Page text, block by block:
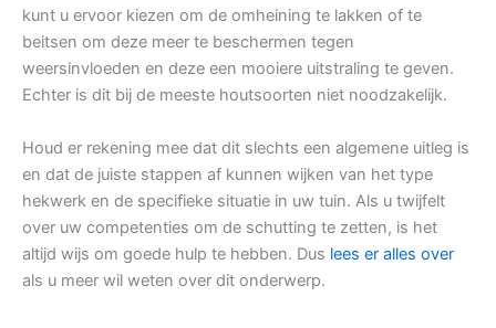
kunt u ervoor kiezen om de omheining te lakken of te
beitsen om deze meer te beschermen tegen
weersinvloeden en deze een mooiere uitstraling te geven.
Echter is dit bij de meeste houtsoorten niet noodzakelijk.
Houd er rekening mee dat dit slechts een algemene uitleg is
en dat de juiste stappen af kunnen wijken van het type
hekwerk en de specifieke situatie in uw tuin. Als u twijfelt
over uw competenties om de schutting te zetten, is het
altijd wijs om goede hulp te hebben. Dus lees er alles over
als u meer wil weten over dit onderwerp.